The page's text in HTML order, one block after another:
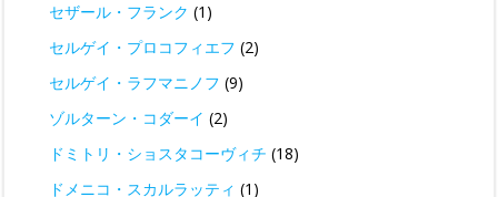
セザール・フランク (1)
セルゲイ・プロコフィエフ (2)
セルゲイ・ラフマニノフ (9)
ゾルターン・コダーイ (2)
ドミトリ・ショスタコーヴィチ (18)
ドメニコ・スカルラッティ (1)